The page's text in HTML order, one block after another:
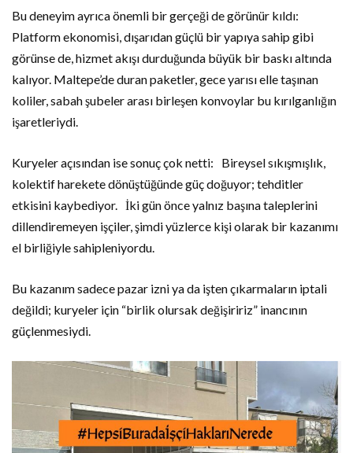
Bu deneyim ayrıca önemli bir gerçeği de görünür kıldı:
Platform ekonomisi, dışarıdan güçlü bir yapıya sahip gibi
görünse de, hizmet akışı durduğunda büyük bir baskı altında
kalıyor. Maltepe’de duran paketler, gece yarısı elle taşınan
koliler, sabah şubeler arası birleşen konvoylar bu kırılganlığın
işaretleriydi.
Kuryeler açısından ise sonuç çok netti: Bireysel sıkışmışlık,
kolektif harekete dönüştüğünde güç doğuyor; tehditler
etkisini kaybediyor. İki gün önce yalnız başına taleplerini
dillendiremeyen işçiler, şimdi yüzlerce kişi olarak bir kazanımı
el birliğiyle sahipleniyordu.
Bu kazanım sadece pazar izni ya da işten çıkarmaların iptali
değildi; kuryeler için “birlik olursak değişiririz” inancının
güçlenmesiydi.